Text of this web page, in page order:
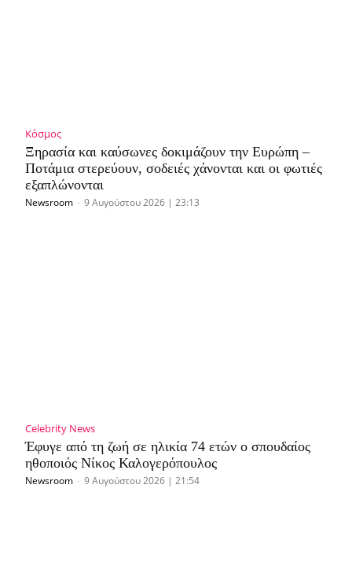
Κόσμος
Ξηρασία και καύσωνες δοκιμάζουν την Ευρώπη –
Ποτάμια στερεύουν, σοδειές χάνονται και οι φωτιές
εξαπλώνονται
Newsroom - 9 Αυγούστου 2026 | 23:13
Celebrity News
Έφυγε από τη ζωή σε ηλικία 74 ετών ο σπουδαίος
ηθοποιός Νίκος Καλογερόπουλος
Newsroom - 9 Αυγούστου 2026 | 21:54